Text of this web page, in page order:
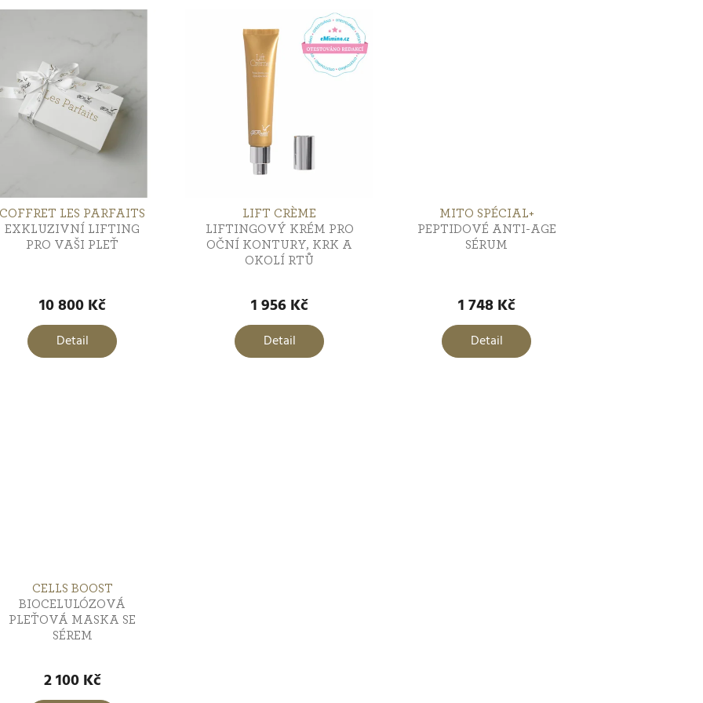
COFFRET LES PARFAITS
EXKLUZIVNÍ LIFTING
PRO VAŠI PLEŤ
produktu10 800 Kč
Detail
LIFT CRÈME
LIFTINGOVÝ KRÉM PRO
OČNÍ KONTURY, KRK A
OKOLÍ RTŮ
hodnocení
produktu
1 956 Kč
Detail
MITO SPÉCIAL+
PEPTIDOVÉ ANTI-AGE
SÉRUM
1 748 Kč
Detail
CELLS BOOST
BIOCELULÓZOVÁ
PLEŤOVÁ MASKA SE
SÉREM
hodnocení
produktu
2 100 Kč